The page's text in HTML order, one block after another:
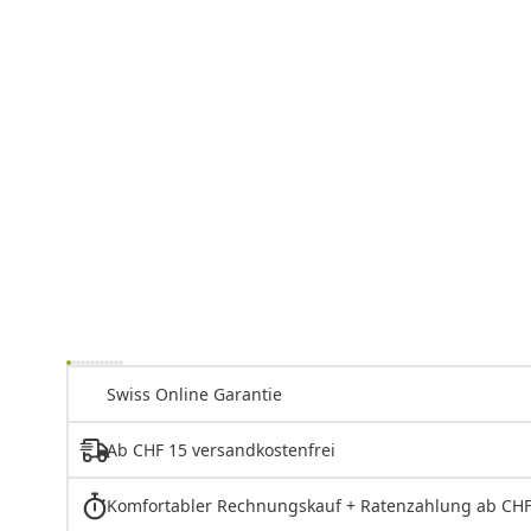
Swiss Online Garantie
Ab CHF 15 versandkostenfrei
Komfortabler Rechnungskauf + Ratenzahlung ab